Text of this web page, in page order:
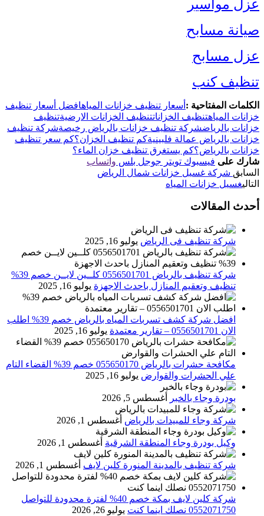
عزل مواسير
صيانة مسابح
عزل مسابح
تنظيف كنب
الكلمات المفتاحية : أسعار تنظيف خزانات المياهافضل أسعار تنظيف
خزانات المياهتنظيف الخزاناتتنظيف الخزانات الارضيةتنظيف
خزانات بالرياضشركة تنظيف خزانات بالرياض رخيصةشركة تنظيف
خزانات بالرياض عمالة فلبينيةكم تنظيف الخزان؟كم سعر تنظيف
خزانات بالرياض؟كم يستغرق تنظيف خزان الماء؟
شارك على فيسبوك تويتر جوجل بلس واتساب
السابق شركة غسيل خزانات شمال الرياض
التاليغسيل خزانات المياه
أحدث المقالات
شركة تنظيف فى الرياض يوليو 16, 2025
شركة تنظيف بالرياض 0556501701 كلــين لايــن خصم 39%
تنظيف وتعقيم المنازل باحدث الاجهزة يوليو 16, 2025
افضل شركة كشف تسربات المياه بالرياض خصم 39% اطلب
الان 0556501701‬‏ – تقارير معتمدة
يوليو 16, 2025
مكافحة حشرات بالرياض 055650170 خصم 39% القضاء التام
علي الحشرات والقوارض يوليو 16, 2025
بودرة وجاء بالخبر أغسطس 5, 2026
شركة وجاء للمبيدات بالرياض أغسطس 1, 2026
وكيل بودرة وجاء المنطقة الشرقية أغسطس 1, 2026
شركة تنظيف بالمدينة المنورة كلين لايف أغسطس 1, 2026
شركة كلين لايف بمكة خصم 40% لفترة محدودة للتواصل
0552071750 نصلك اينما كنت
يوليو 26, 2026